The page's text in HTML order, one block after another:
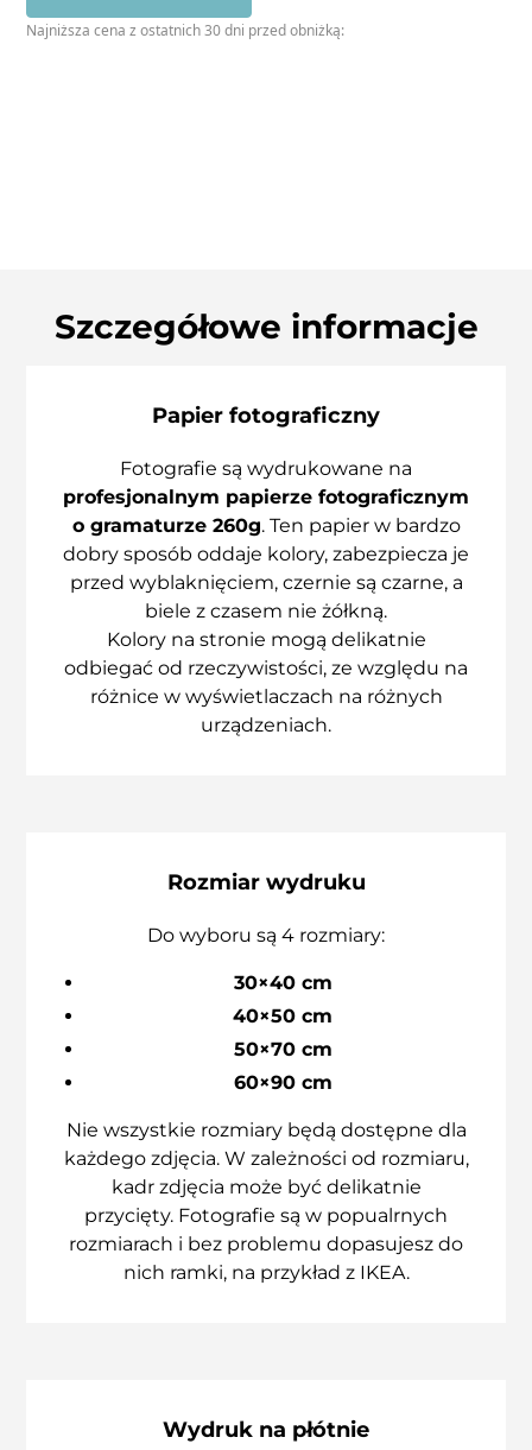
Najniższa cena z ostatnich 30 dni przed obniżką:
Szczegółowe informacje
Papier fotograficzny
Fotografie są wydrukowane na
profesjonalnym papierze fotograficznym
o gramaturze 260g. Ten papier w bardzo
dobry sposób oddaje kolory, zabezpiecza je
przed wyblaknięciem, czernie są czarne, a
biele z czasem nie żółkną.
Kolory na stronie mogą delikatnie
odbiegać od rzeczywistości, ze względu na
różnice w wyświetlaczach na różnych
urządzeniach.
Rozmiar wydruku
Do wyboru są 4 rozmiary:
30×40 cm
40×50 cm
50×70 cm
60×90 cm
Nie wszystkie rozmiary będą dostępne dla
każdego zdjęcia. W zależności od rozmiaru,
kadr zdjęcia może być delikatnie
przycięty. Fotografie są w popualrnych
rozmiarach i bez problemu dopasujesz do
nich ramki, na przykład z IKEA.
Wydruk na płótnie